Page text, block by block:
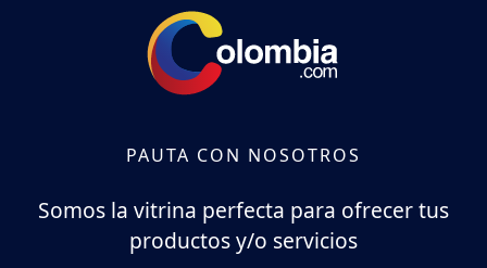
PAUTA CON NOSOTROS
Somos la vitrina perfecta para ofrecer tus
productos y/o servicios